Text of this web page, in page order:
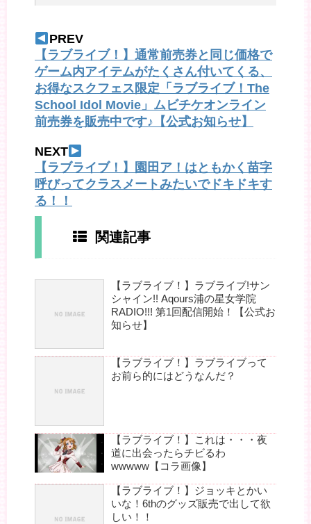
PREV
【ラブライブ！】通常前売券と同じ価格で
ゲーム内アイテムがたくさん付いてくる、
お得なスクフェス限定「ラブライブ！The
School Idol Movie」ムビチケオンライン
前売券を販売中です♪【公式お知らせ】
NEXT
【ラブライブ！】園田ア！はともかく苗字
呼びってクラスメートみたいでドキドキす
る！！
関連記事
【ラブライブ！】ラブライブ!サン
シャイン!! Aqours浦の星女学院
RADIO!!! 第1回配信開始！【公式お
知らせ】
【ラブライブ！】ラブライブって
お前ら的にはどうなんだ？
【ラブライブ！】これは・・・夜
道に出会ったらチビるわ
wwwww【コラ画像】
【ラブライブ！】ジョッキとかい
いな！6thのグッズ販売で出して欲
しい！！